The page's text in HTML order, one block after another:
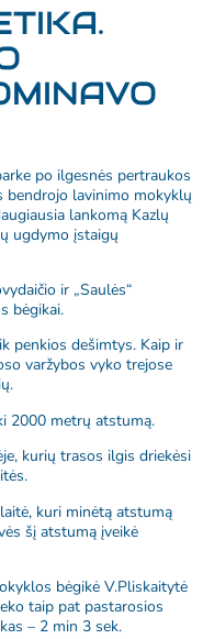
po ilgesnės pertraukos
bendrojo lavinimo mokyklų
lankomą Kazlų
ugdymo įstaigų
ir „Saulės“
bėgikai.
penkios dešimtys. Kaip ir
varžybos vyko trejose
2000 metrų atstumą.
kurių trasos ilgis driekėsi
kuri minėtą atstumą
šį atstumą įveikė
bėgikė V.Pliskaitytė
taip pat pastarosios
– 2 min 3 sek.